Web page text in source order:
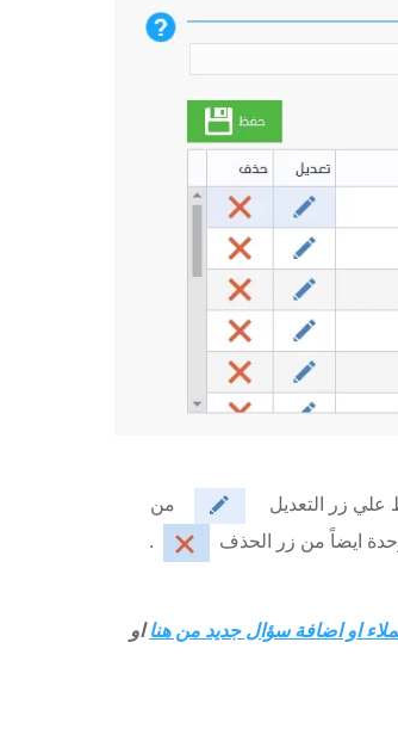
علي زر التعديل
من
ايضاً من زر الحذف
.
او اضافة سؤال جديد من هنااو